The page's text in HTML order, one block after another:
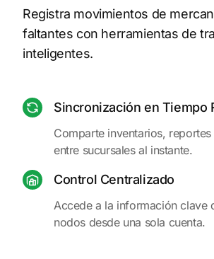
Registra movimientos de
faltantes con herramientas de
inteligentes.
Sincronización en Tiempo
Comparte inventarios,
entre sucursales al instante.
Control Centralizado
Accede a la información clave
nodos desde una sola cuenta.